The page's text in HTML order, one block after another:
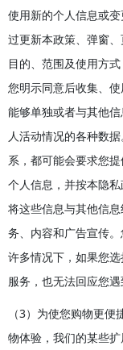
使用新的个人信息或
过更新本政策、弹窗
目的、范围及使用方
您明示同意后收集、
能够单独或者与其他
人活动情况的各种数
系，都可能会要求您
个人信息，并按本隐
将这些信息与其他信
务、内容和广告宣传
许多情况下，如果您
服务，也无法回应您遇
（3）为使您购物更
物体验，我们的某些